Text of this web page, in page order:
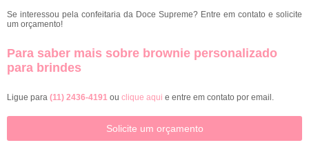
Se interessou pela confeitaria da Doce Supreme? Entre em contato e solicite
um orçamento!
Para saber mais sobre brownie personalizado
para brindes
Ligue para (11) 2436-4191 ou clique aqui e entre em contato por email.
Solicite um orçamento